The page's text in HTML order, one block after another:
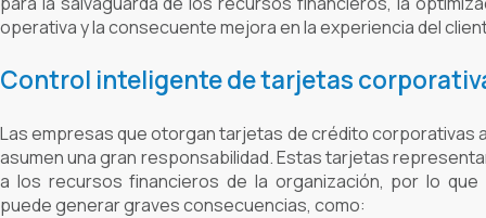
operativa y la consecuente mejora en la experiencia del
Control inteligente de tarjetas
Las empresas que otorgan tarjetas de crédito corporativas
asumen una gran responsabilidad. Estas tarjetas
a los recursos financieros de la organización, por lo que
puede generar graves consecuencias, como: